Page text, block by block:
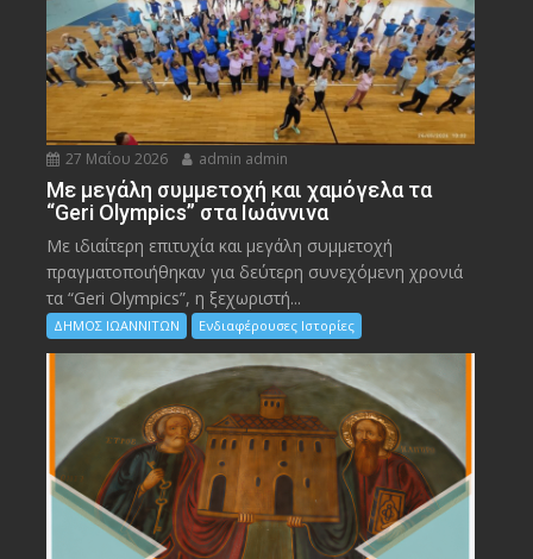
27 Μαΐου 2026 admin admin
Με μεγάλη συμμετοχή και χαμόγελα τα
“Geri Olympics” στα Ιωάννινα
Με ιδιαίτερη επιτυχία και μεγάλη συμμετοχή
πραγματοποιήθηκαν για δεύτερη συνεχόμενη χρονιά
τα “Geri Olympics”, η ξεχωριστή...
ΔΗΜΟΣ ΙΩΑΝΝΙΤΩΝ Ενδιαφέρουσες Ιστορίες